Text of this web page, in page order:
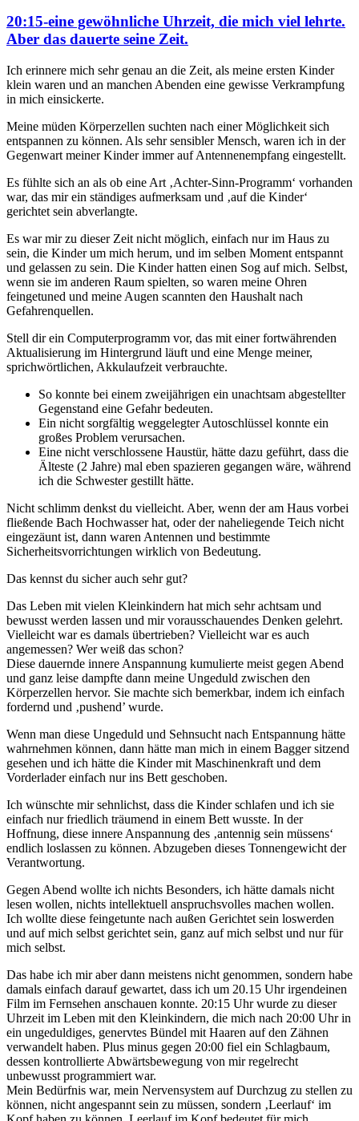
20:15-eine gewöhnliche Uhrzeit, die mich viel lehrte.
Aber das dauerte seine Zeit.
Ich erinnere mich sehr genau an die Zeit, als meine ersten Kinder
klein waren und an manchen Abenden eine gewisse Verkrampfung
in mich einsickerte.
Meine müden Körperzellen suchten nach einer Möglichkeit sich
entspannen zu können. Als sehr sensibler Mensch, waren ich in der
Gegenwart meiner Kinder immer auf Antennenempfang eingestellt.
Es fühlte sich an als ob eine Art ‚Achter-Sinn-Programm‘ vorhanden
war, das mir ein ständiges aufmerksam und ‚auf die Kinder‘
gerichtet sein abverlangte.
Es war mir zu dieser Zeit nicht möglich, einfach nur im Haus zu
sein, die Kinder um mich herum, und im selben Moment entspannt
und gelassen zu sein. Die Kinder hatten einen Sog auf mich. Selbst,
wenn sie im anderen Raum spielten, so waren meine Ohren
feingetuned und meine Augen scannten den Haushalt nach
Gefahrenquellen.
Stell dir ein Computerprogramm vor, das mit einer fortwährenden
Aktualisierung im Hintergrund läuft und eine Menge meiner,
sprichwörtlichen, Akkulaufzeit verbrauchte.
So konnte bei einem zweijährigen ein unachtsam abgestellter
Gegenstand eine Gefahr bedeuten.
Ein nicht sorgfältig weggelegter Autoschlüssel konnte ein
großes Problem verursachen.
Eine nicht verschlossene Haustür, hätte dazu geführt, dass die
Älteste (2 Jahre) mal eben spazieren gegangen wäre, während
ich die Schwester gestillt hätte.
Nicht schlimm denkst du vielleicht. Aber, wenn der am Haus vorbei
fließende Bach Hochwasser hat, oder der naheliegende Teich nicht
eingezäunt ist, dann waren Antennen und bestimmte
Sicherheitsvorrichtungen wirklich von Bedeutung.
Das kennst du sicher auch sehr gut?
Das Leben mit vielen Kleinkindern hat mich sehr achtsam und
bewusst werden lassen und mir vorausschauendes Denken gelehrt.
Vielleicht war es damals übertrieben? Vielleicht war es auch
angemessen? Wer weiß das schon?
Diese dauernde innere Anspannung kumulierte meist gegen Abend
und ganz leise dampfte dann meine Ungeduld zwischen den
Körperzellen hervor. Sie machte sich bemerkbar, indem ich einfach
fordernd und ‚pushend’ wurde.
Wenn man diese Ungeduld und Sehnsucht nach Entspannung hätte
wahrnehmen können, dann hätte man mich in einem Bagger sitzend
gesehen und ich hätte die Kinder mit Maschinenkraft und dem
Vorderlader einfach nur ins Bett geschoben.
Ich wünschte mir sehnlichst, dass die Kinder schlafen und ich sie
einfach nur friedlich träumend in einem Bett wusste. In der
Hoffnung, diese innere Anspannung des ‚antennig sein müssens‘
endlich loslassen zu können. Abzugeben dieses Tonnengewicht der
Verantwortung.
Gegen Abend wollte ich nichts Besonders, ich hätte damals nicht
lesen wollen, nichts intellektuell anspruchsvolles machen wollen.
Ich wollte diese feingetunte nach außen Gerichtet sein loswerden
und auf mich selbst gerichtet sein, ganz auf mich selbst und nur für
mich selbst.
Das habe ich mir aber dann meistens nicht genommen, sondern habe
damals einfach darauf gewartet, dass ich um 20.15 Uhr irgendeinen
Film im Fernsehen anschauen konnte. 20:15 Uhr wurde zu dieser
Uhrzeit im Leben mit den Kleinkindern, die mich nach 20:00 Uhr in
ein ungeduldiges, genervtes Bündel mit Haaren auf den Zähnen
verwandelt haben. Plus minus gegen 20:00 fiel ein Schlagbaum,
dessen kontrollierte Abwärtsbewegung von mir regelrecht
unbewusst programmiert war.
Mein Bedürfnis war, mein Nervensystem auf Durchzug zu stellen zu
können, nicht angespannt sein zu müssen, sondern ‚Leerlauf‘ im